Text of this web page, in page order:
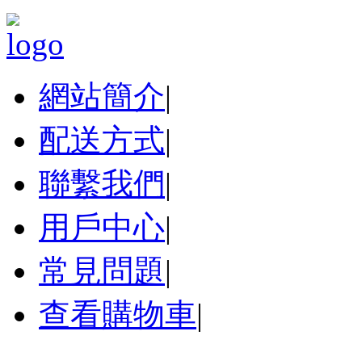
網站簡介|
配送方式|
聯繫我們|
用戶中心|
常見問題|
查看購物車|